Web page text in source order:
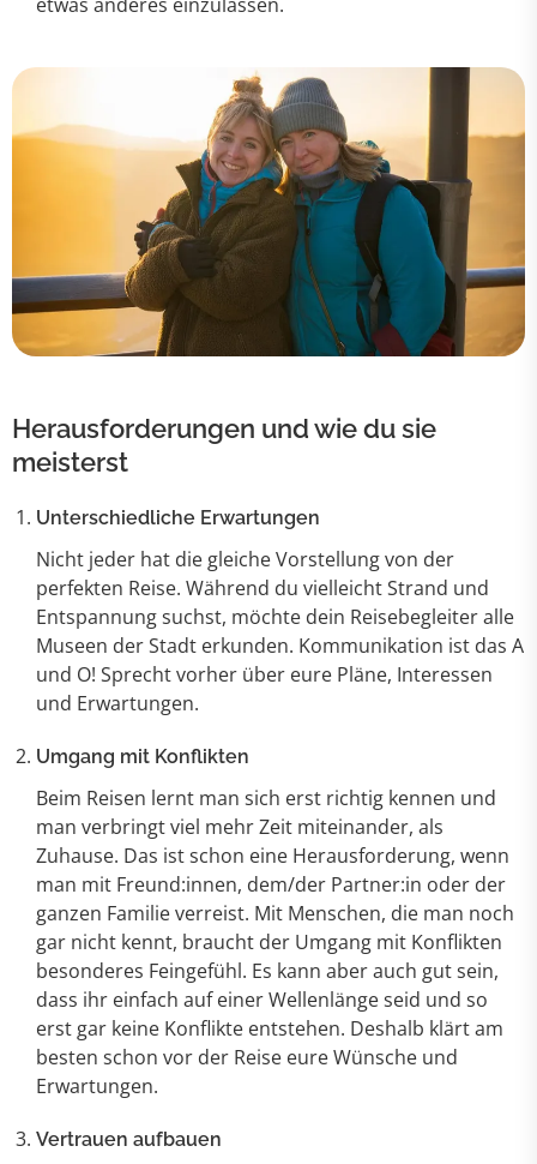
Herausforderungen und wie du sie
meisterst
Unterschiedliche Erwartungen
Nicht jeder hat die gleiche Vorstellung von der
perfekten Reise. Während du vielleicht Strand und
Entspannung suchst, möchte dein Reisebegleiter alle
Museen der Stadt erkunden. Kommunikation ist das A
und O! Sprecht vorher über eure Pläne, Interessen
und Erwartungen.
Umgang mit Konflikten
Beim Reisen lernt man sich erst richtig kennen und
man verbringt viel mehr Zeit miteinander, als
Zuhause. Das ist schon eine Herausforderung, wenn
man mit Freund:innen, dem/der Partner:in oder der
ganzen Familie verreist. Mit Menschen, die man noch
gar nicht kennt, braucht der Umgang mit Konflikten
besonderes Feingefühl. Es kann aber auch gut sein,
dass ihr einfach auf einer Wellenlänge seid und so
erst gar keine Konflikte entstehen. Deshalb klärt am
besten schon vor der Reise eure Wünsche und
Erwartungen.
Vertrauen aufbauen